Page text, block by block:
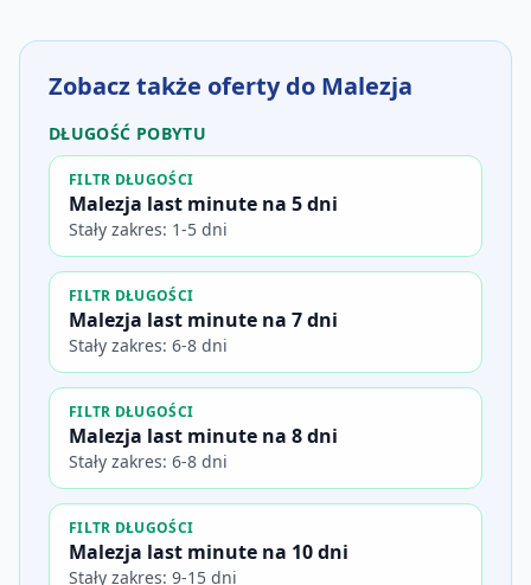
Zobacz także oferty do Malezja
DŁUGOŚĆ POBYTU
FILTR DŁUGOŚCI
Malezja last minute na 5 dni
Stały zakres: 1-5 dni
FILTR DŁUGOŚCI
Malezja last minute na 7 dni
Stały zakres: 6-8 dni
FILTR DŁUGOŚCI
Malezja last minute na 8 dni
Stały zakres: 6-8 dni
FILTR DŁUGOŚCI
Malezja last minute na 10 dni
Stały zakres: 9-15 dni